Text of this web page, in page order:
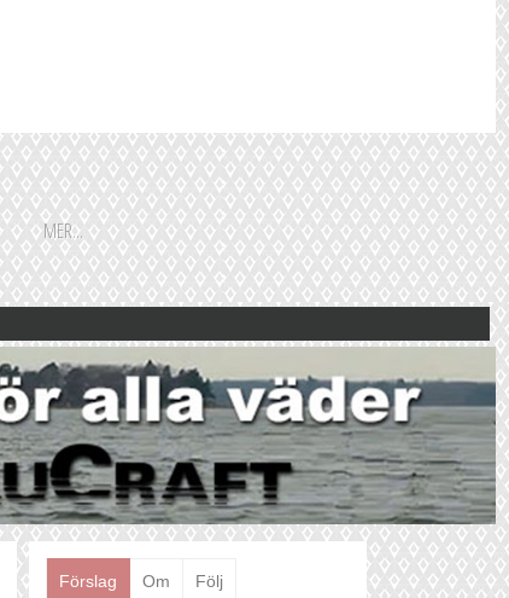
MER...
Förslag Om Följ
Shoppingguiden är främst
framtagen för vår huvudstads
besökare